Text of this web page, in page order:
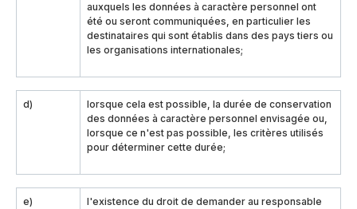
auxquels les données à caractère personnel ont
été ou seront communiquées, en particulier les
destinataires qui sont établis dans des pays tiers ou
les organisations internationales;
d)
lorsque cela est possible, la durée de conservation
des données à caractère personnel envisagée ou,
lorsque ce n'est pas possible, les critères utilisés
pour déterminer cette durée;
e)
l'existence du droit de demander au responsable